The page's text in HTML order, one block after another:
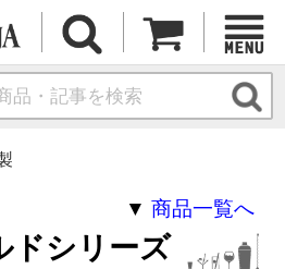
ドシリーズ
▼商品一覧へ